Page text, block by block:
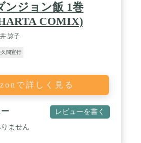
ンジョン飯 1巻
COMIX)
諒子
久間宣行
で詳しく見る
レビューを書く
ません